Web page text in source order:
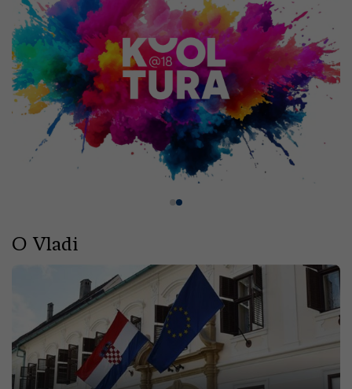
O Vladi